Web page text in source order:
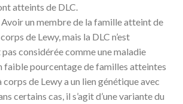
atteints de DLC.
Avoir un membre de la famille atteint de
de Lewy, mais la DLC n’est
considérée comme une maladie
faible pourcentage de familles atteintes
corps de Lewy a un lien génétique avec
certains cas, il s’agit d’une variante du